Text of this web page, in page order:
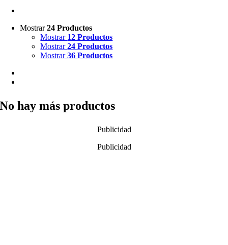
Mostrar24 Productos
Mostrar 12 Productos
Mostrar24 Productos
Mostrar36 Productos
No hay más productos
Publicidad
Publicidad